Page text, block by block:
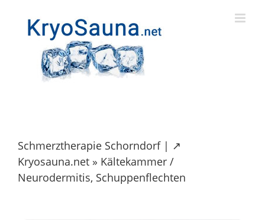
content
Schmerztherapie Schorndorf | ↗️
Kryosauna.net » Kältekammer /
Neurodermitis, Schuppenflechten